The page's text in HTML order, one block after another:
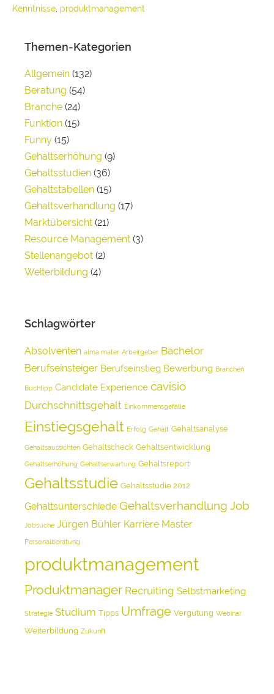
Kenntnisse produktmanagement
Themen-Kategorien
Allgemein (132)
Beratung (54)
Branche (24)
Funktion (15)
Funny (15)
Gehaltserhöhung (9)
Gehaltsstudien (36)
Gehaltstabellen (15)
Gehaltsverhandlung (17)
Marktübersicht (21)
Resource Management (3)
Stellenangebot (2)
Weiterbildung (4)
Schlagwörter
Absolventen alma mater Arbeitgeber Bachelor
Berufseinsteiger Berufseinstieg Bewerbung Branchen
Buchtipp Candidate Experience cavisio
Durchschnittsgehalt Einkommensgefälle
Einstiegsgehalt Erfolg Gehalt Gehaltsanalyse
Gehaltsaussichten Gehaltscheck Gehaltsentwicklung
Gehaltserhöhung Gehaltserwartung Gehaltsreport
Gehaltsstudie Gehaltsstudie 2012
Gehaltsunterschiede Gehaltsverhandlung Job
Jobsuche Jürgen Bühler Karriere Master
Personalberatung
produktmanagement
Produktmanager Recruiting Selbstmarketing
Strategie Studium Tipps Umfrage Vergütung Webinar
Weiterbildung Zukunft